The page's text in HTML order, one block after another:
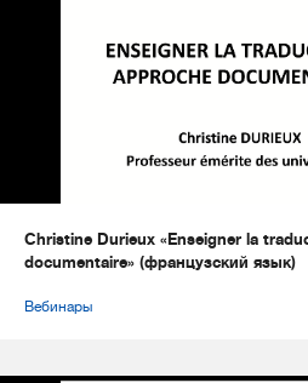
Christine Durieux «Enseigner la
documentaire» (французский язык)
Вебинары